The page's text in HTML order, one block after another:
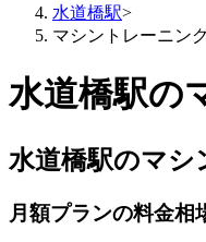
水道橋駅>
マシントレーニン
水道橋駅の
水道橋駅のマシ
月額プランの料金相